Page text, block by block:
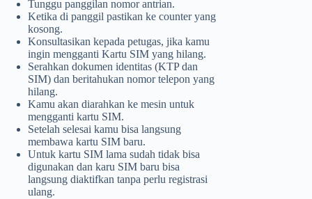
Tunggu panggilan nomor antrian.
Ketika di panggil pastikan ke counter yang
kosong.
Konsultasikan kepada petugas, jika kamu
ingin mengganti Kartu SIM yang hilang.
Serahkan dokumen identitas (KTP dan
SIM) dan beritahukan nomor telepon yang
hilang.
Kamu akan diarahkan ke mesin untuk
mengganti kartu SIM.
Setelah selesai kamu bisa langsung
membawa kartu SIM baru.
Untuk kartu SIM lama sudah tidak bisa
digunakan dan karu SIM baru bisa
langsung diaktifkan tanpa perlu registrasi
ulang.